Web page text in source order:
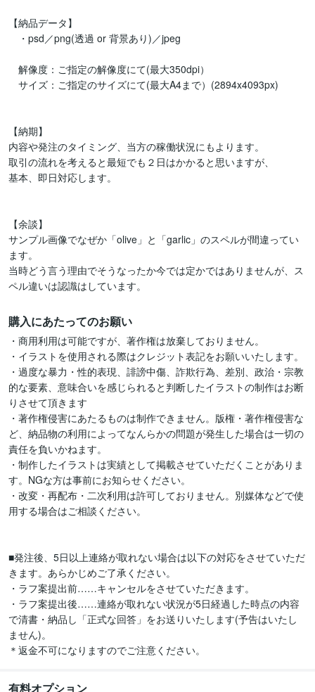
【納品データ】
・psd／png(透過 or 背景あり)／jpeg
解像度：ご指定の解像度にて(最大350dpi）
サイズ：ご指定のサイズにて(最大A4まで）(2894x4093px)
【納期】
内容や発注のタイミング、当方の稼働状況にもよります。
取引の流れを考えると最短でも２日はかかると思いますが、
基本、即日対応します。
【余談】
サンプル画像でなぜか「olive」と「garlic」のスペルが間違ってい
ます。
当時どう言う理由でそうなったか今では定かではありませんが、ス
ペル違いは認識はしています。
購入にあたってのお願い
・商用利用は可能ですが、著作権は放棄しておりません。
・イラストを使用される際はクレジット表記をお願いいたします。
・過度な暴力・性的表現、誹謗中傷、詐欺行為、差別、政治・宗教
的な要素、意味合いを感じられると判断したイラストの制作はお断
りさせて頂きます
・著作権侵害にあたるものは制作できません。版権・著作権侵害な
ど、納品物の利用によってなんらかの問題が発生した場合は一切の
責任を負いかねます。
・制作したイラストは実績として掲載させていただくことがありま
す。NGな方は事前にお知らせください。
・改変・再配布・二次利用は許可しておりません。別媒体などで使
用する場合はご相談ください。
■発注後、5日以上連絡が取れない場合は以下の対応をさせていただ
きます。あらかじめご了承ください。
・ラフ案提出前……キャンセルをさせていただきます。
・ラフ案提出後……連絡が取れない状況が5日経過した時点の内容
で清書・納品し「正式な回答」をお送りいたします(予告はいたし
ません)。
＊返金不可になりますのでご注意ください。
有料オプション